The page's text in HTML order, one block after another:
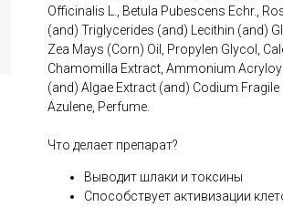
Officinalis L., Betula Pubescens Echr.,
(and) Triglycerides (and) Lecithin (and)
Zea Mays (Corn) Oil, Propylen Glycol,
Chamomilla Extract, Ammonium
(and) Algae Extract (and) Codium Fragile
Azulene, Perfume.
Что делает препарат?
Выводит шлаки и токсины
Способствует активизации